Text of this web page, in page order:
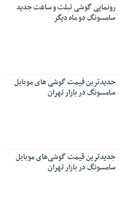
رونمایی گوشی تبلت و ساعت جدید
سامسونگ دو ماه دیگر
جدیدترین قیمت گوشی ‌های موبایل
سامسونگ در بازار تهران
جدیدترین قیمت گوشی‌های موبایل
سامسونگ در بازار تهران